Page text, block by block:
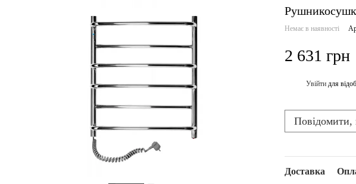
Немає в наявності
2 631 грн
Увійти для
Повідомити,
Доставка